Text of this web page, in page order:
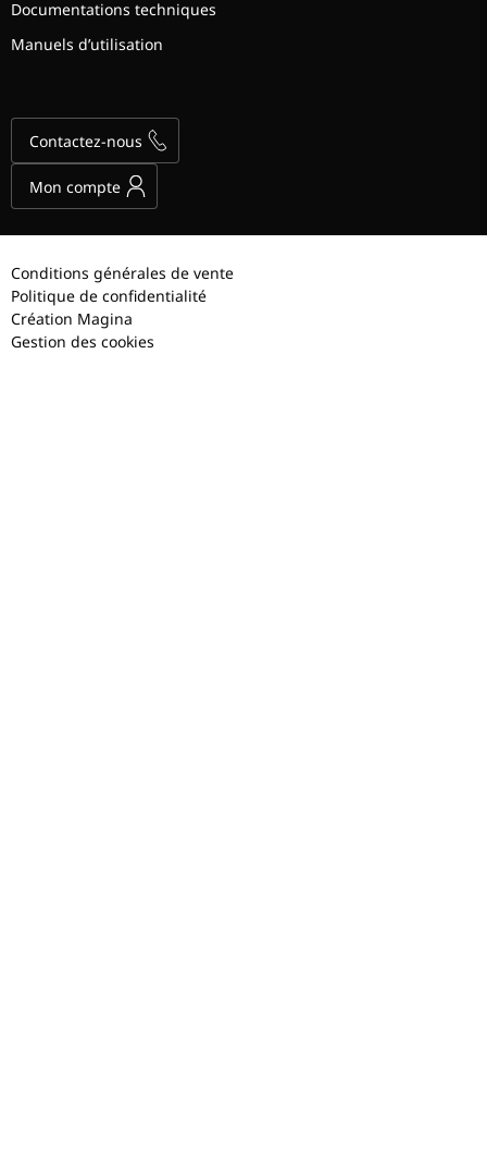
Documentations techniques
Manuels d’utilisation
Contactez-nous
Mon compte
Conditions générales de vente
Politique de confidentialité
Création Magina
Gestion des cookies